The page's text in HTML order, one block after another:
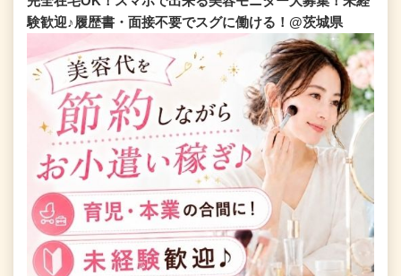
験歓迎♪履歴書・面接不要でスグに働ける！@茨城県